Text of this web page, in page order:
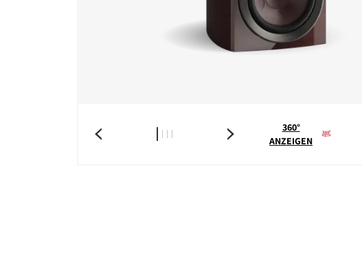
360°
ANZEIGEN